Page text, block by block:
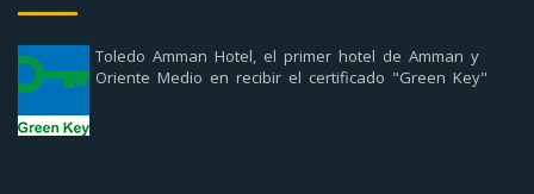
Toledo Amman Hotel, el primer hotel de Amman y
Oriente Medio en recibir el certificado "Green Key"